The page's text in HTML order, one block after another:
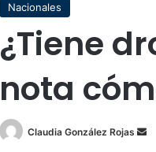
Nacionales
¿Tiene
nota
Claudia González Rojas